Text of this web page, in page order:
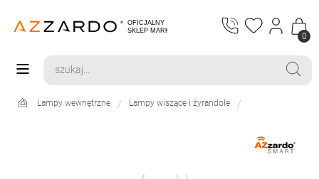
0
Lampy wewnętrzne Lampy wiszące i żyrandole